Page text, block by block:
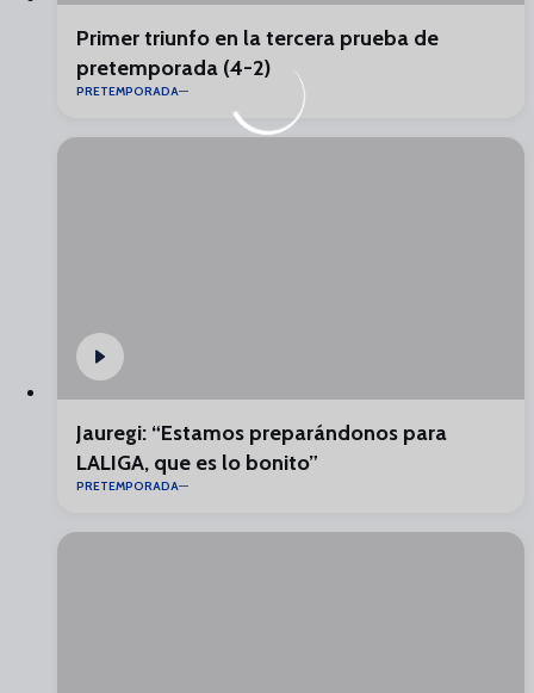
Primer triunfo en la tercera prueba de
pretemporada (4-2)
PRETEMPORADA
Jauregi: “Estamos preparándonos para
LALIGA, que es lo bonito”
PRETEMPORADA